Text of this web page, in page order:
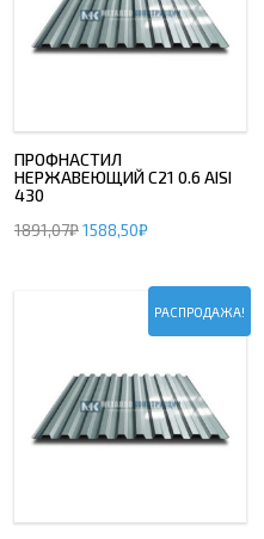
ПРОФНАСТИЛ
НЕРЖАВЕЮЩИЙ С21 0.6 AISI
430
1891,07₽1588,50₽
РАСПРОДАЖА!